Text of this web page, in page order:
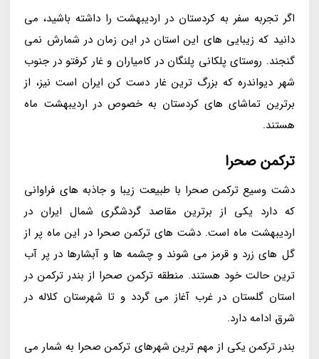
اگر تجربه سفر به کردستان در اردیبهشت را داشته باشید، می
دانید که زیبایی های این استان در این زمان در شمارش نمی
گنجند. روستای پلکانی پلنگان در کامیاران و غار کرفتو در جنوب
شهر دیواندره که بزرگ ترین غار دست کن ایران است نیز، از
برترین تماشای های کردستان به خصوص در اردیبهشت ماه
هستند.
ترکمن صحرا
دشت وسیع ترکمن صحرا با طبیعت زیبا و جاذبه های فراوانی
که دارد یکی از برترین مقاصد گردشگری شمال ایران در
اردیبهشت ماه است. دشت های ترکمن صحرا در این ماه پر از
گل های زرد و قرمز می شوند و چشمه ها و آبشارها در پر آب
ترین حالت خود هستند. منطقه ترکمن صحرا از بندر ترکمن در
استان گلستان در غرب آغاز می گردد و تا شهرستان کلاله در
شرق ادامه دارد.
بندر ترکمن یکی از مهم ترین شهرهای ترکمن صحرا به شمار می